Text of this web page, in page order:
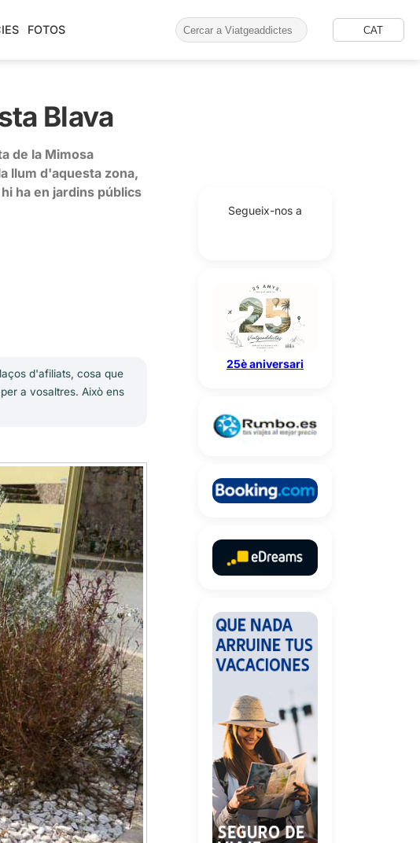
FOTOS CAT
Blava
de la Mimosa
llum d'aquesta zona,
ha en jardins públics
d'afiliats, cosa que
a vosaltres. Això ens
Segueix-nos a
25è aniversari